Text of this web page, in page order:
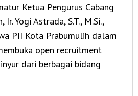
Ketua Pengurus Cabang
Yogi Astrada, S.T., M.Si.,
PII Kota Prabumulih dalam
open recruitment
dari berbagai bidang